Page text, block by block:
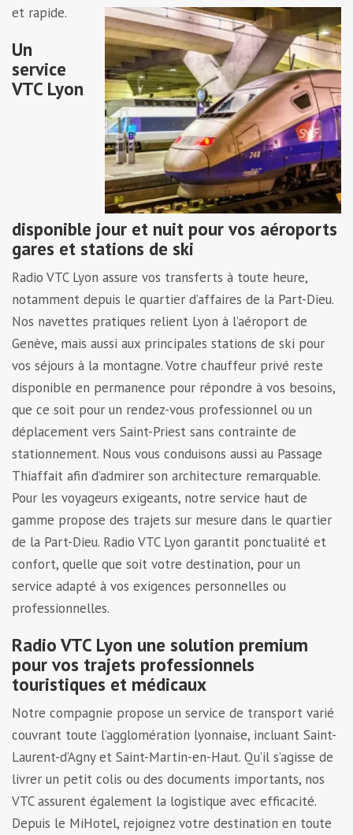
et rapide.
Un
service
VTC Lyon
disponible jour et nuit pour vos aéroports
gares et stations de ski
Radio VTC Lyon assure vos transferts à toute heure,
notamment depuis le quartier d’affaires de la Part-Dieu.
Nos navettes pratiques relient Lyon à l’aéroport de
Genève, mais aussi aux principales stations de ski pour
vos séjours à la montagne. Votre chauffeur privé reste
disponible en permanence pour répondre à vos besoins,
que ce soit pour un rendez-vous professionnel ou un
déplacement vers Saint-Priest sans contrainte de
stationnement. Nous vous conduisons aussi au Passage
Thiaffait afin d’admirer son architecture remarquable.
Pour les voyageurs exigeants, notre service haut de
gamme propose des trajets sur mesure dans le quartier
de la Part-Dieu. Radio VTC Lyon garantit ponctualité et
confort, quelle que soit votre destination, pour un
service adapté à vos exigences personnelles ou
professionnelles.
Radio VTC Lyon une solution premium
pour vos trajets professionnels
touristiques et médicaux
Notre compagnie propose un service de transport varié
couvrant toute l’agglomération lyonnaise, incluant Saint-
Laurent-d’Agny et Saint-Martin-en-Haut. Qu’il s’agisse de
livrer un petit colis ou des documents importants, nos
VTC assurent également la logistique avec efficacité.
Depuis le MiHotel, rejoignez votre destination en toute